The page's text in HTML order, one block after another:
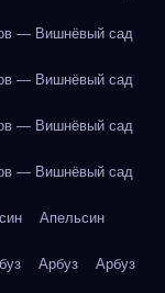
— Вишнёвый сад
— Вишнёвый сад
— Вишнёвый сад
— Вишнёвый сад
Апельсин
Арбуз Арбуз